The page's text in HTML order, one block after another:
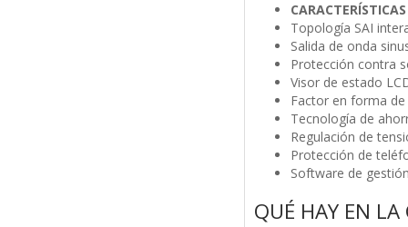
CARACTERÍSTICAS
Topología SAI
Salida de onda
Protección contra
Visor de estado
Factor en forma
Tecnología de
Regulación de
Protección de
Software de
QUÉ HAY EN LA